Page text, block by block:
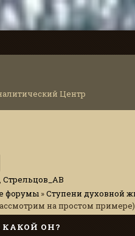
Центр
, Стрельцов_АВ
форумы »Ступени духовной
на простом примере)
ОН?